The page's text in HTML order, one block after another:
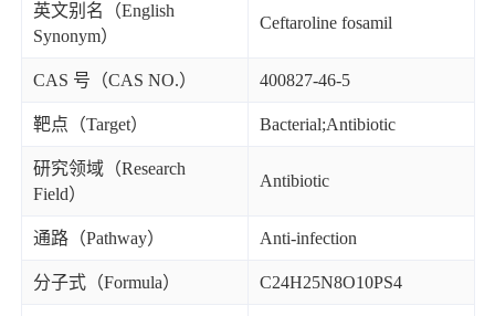
英文别名（English
Synonym）
Ceftaroline fosamil
CAS 号（CAS NO.） 400827-46-5
靶点（Target） Bacterial;Antibiotic
研究领域（Research
Field）
Antibiotic
通路（Pathway） Anti-infection
分子式（Formula） C24H25N8O10PS4